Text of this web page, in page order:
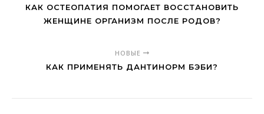
КАК ОСТЕОПАТИЯ ПОМОГАЕТ ВОССТАНОВИТЬ
ЖЕНЩИНЕ ОРГАНИЗМ ПОСЛЕ РОДОВ?
НОВЫЕ
КАК ПРИМЕНЯТЬ ДАНТИНОРМ БЭБИ?